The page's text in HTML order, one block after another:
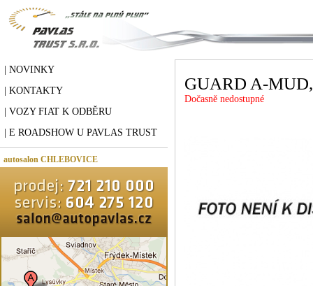
| NOVINKY
| KONTAKTY
| VOZY FIAT K ODBĚRU
| E ROADSHOW U PAVLAS TRUST
autosalon CHLEBOVICE
GUARD A-
Dočasně nedostupné